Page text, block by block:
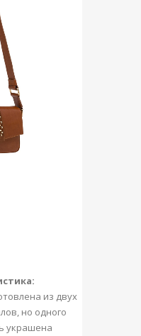
из двух
но одного
украшена